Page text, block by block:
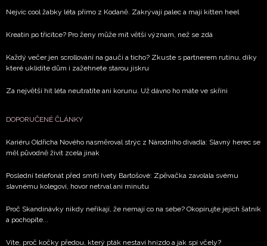
Nejvíc cool žabky léta přímo z Kodaně. Zakrývají palec a mají kitten heel
Kreatin po třicítce? Pro ženy může mít větší význam, než se zdá
Každý večer jen scrollování na gauči a ticho? Zkuste s partnerem rutinu, díky
které uklidíte dům i zažehnete starou jiskru
Za největší hit léta neutratíte ani korunu. Už dávno ho máte ve skříni
DOPORUČENÉ ČLÁNKY
Kariéru Oldřicha Nového nasměroval strýc z Národního divadla: Slavný herec se
měl původně živit zcela jinak
Poslední telefonát před smrtí Ivety Bartošové: Zpěvačka zavolala svému
slavnému kolegovi, hovor netrval ani minutu
Proč Skandinávky nikdy neříkají, že nemají co na sebe? Okopírujte jejich šatník
a pochopíte...
Víte, proč kočky předou, který pták nestaví hnízdo a jak spí včely?